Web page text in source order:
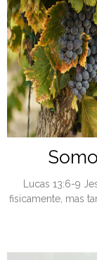
Lucas 13:6-9
fisicamente, mas